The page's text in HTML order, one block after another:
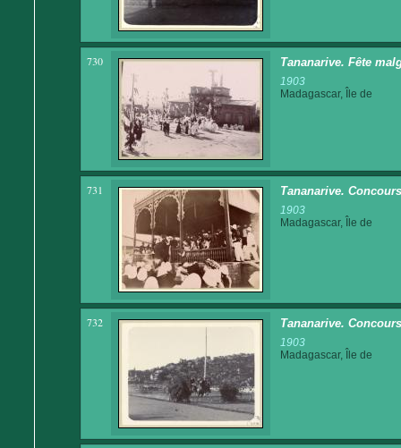
730 Tananarive. Fête
1903
Madagascar, Île de
731 Tananarive.
1903
Madagascar, Île de
732 Tananarive.
1903
Madagascar, Île de